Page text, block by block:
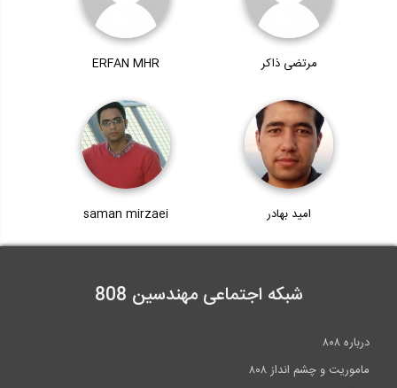
مرتضی ذاکر ERFAN MHR
امید بهادر saman mirzaei
شبکه اجتماعی مهندسین 808
درباره ۸۰۸
ماموریت و چشم انداز ۸۰۸